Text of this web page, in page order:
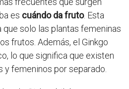
es cuándo da fruto. Esta
solo las plantas femeninas
frutos. Además, el Ginkgo
lo que significa que existen
y femeninos por separado.